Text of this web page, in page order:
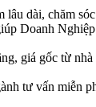
lâu dài, chăm
Doanh
giá gốc từ
tư vấn miễn